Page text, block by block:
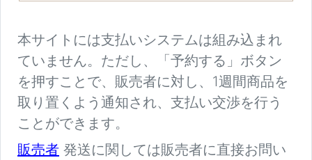
本サイトには支払いシステムは組み込まれ
ていません。ただし、「予約する」ボタン
を押すことで、販売者に対し、1週間商品を
取り置くよう通知され、支払い交渉を行う
ことができます。
販売者 発送に関しては販売者に直接お問い